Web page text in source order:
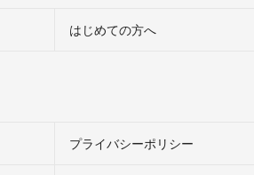
はじめての方へ
プライバシーポリシー